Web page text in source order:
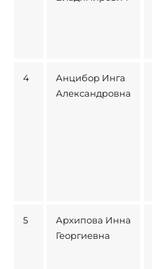
4
Анцибор Инга
Александровна
5
Архипова Инна
Георгиевна